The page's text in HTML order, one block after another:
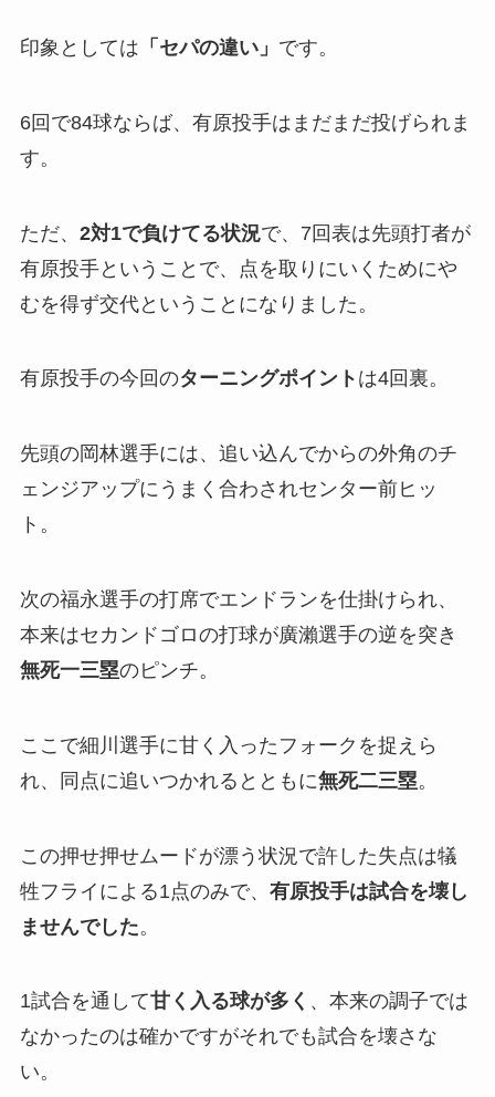
印象としては 「 セパの違い」 です。
6回で84球ならば、有原投手はまだまだ投げられま
す。
ただ、 2対1で負けてる状況で、7回表は先頭打者が
有原投手ということで、点を取りにいくためにや
むを得ず交代ということになりました。
有原投手の今回のターニングポイント は4回裏。
先頭の岡林選手には、追い込んでからの外角のチ
ェンジアップにうまく合わされセンター前ヒッ
ト。
次の福永選手の打席でエンドランを仕掛けられ、
本来はセカンドゴロの打球が廣瀨選手の逆を突き
無死一三塁のピンチ。
ここで細川選手に甘く入ったフォークを捉えら
れ、同点に追いつかれるとともに無死二三塁。
この押せ押せムードが漂う状況で許した失点は犠
牲フライによる1点のみで、 有原投手は試合を壊し
ませんでした。
1試合を通して甘く入る球が多く 、本来の調子では
なかったのは確かですがそれでも試合を壊さな
い。